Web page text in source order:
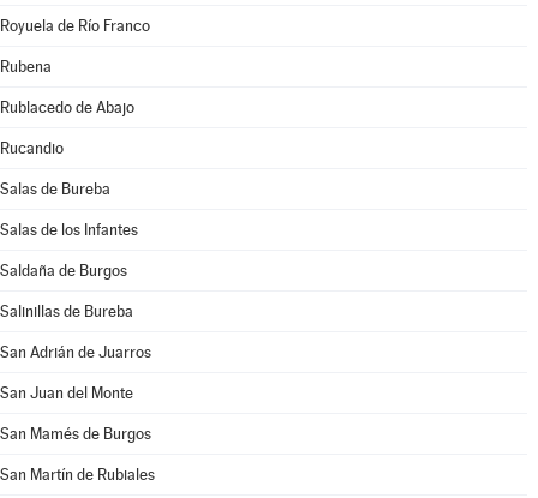
Royuela de Río Franco
Rubena
Rublacedo de Abajo
Rucandio
Salas de Bureba
Salas de los Infantes
Saldaña de Burgos
Salinillas de Bureba
San Adrián de Juarros
San Juan del Monte
San Mamés de Burgos
San Martín de Rubiales